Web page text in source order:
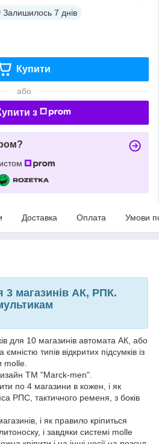
Залишилось 7 днів
Купити
або
з
Доставка Оплата Умови
3 магазинів АК, РПК.
для 10 магазинів автомата АК, або
типів відкритих підсумків із
molle.
ТМ "Marck-men".
по 4 магазини в кожен, і як
РПС, тактичного ременя, з боків
і як правило кріпиться
і завдяки системі molle